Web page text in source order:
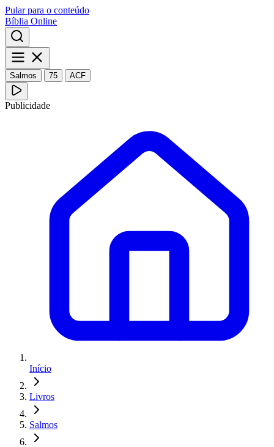
Pular para o conteúdo
Bíblia Online
Salmos 75 ACF
Publicidade
Início
Livros
Salmos